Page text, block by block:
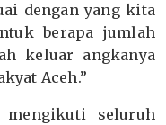
dengan yang kita
berapa jumlah
keluar angkanya
Aceh.”
mengikuti seluruh